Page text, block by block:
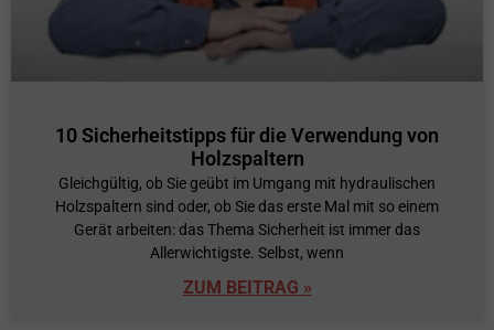
10 Sicherheitstipps für die Verwendung von
Holzspaltern
Gleichgültig, ob Sie geübt im Umgang mit hydraulischen
Holzspaltern sind oder, ob Sie das erste Mal mit so einem
Gerät arbeiten: das Thema Sicherheit ist immer das
Allerwichtigste. Selbst, wenn
ZUM BEITRAG »